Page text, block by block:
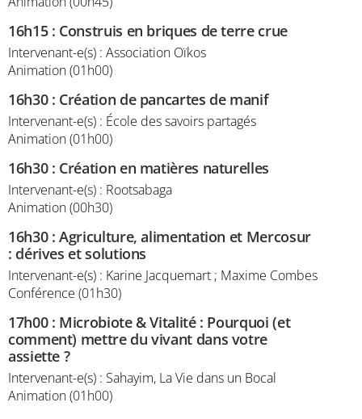
16h15: Construis en briques de terre crue
Intervenant-e(s) : Association Oïkos
Animation (01h00)
16h30: Création de pancartes de manif
Intervenant-e(s) : École des savoirs partagés
Animation (01h00)
16h30: Création en matières naturelles
Intervenant-e(s) : Rootsabaga
Animation (00h30)
16h30:Agriculture, alimentation et Mercosur
: dérives et solutions
Intervenant-e(s) : Karine Jacquemart ; Maxime Combes
Conférence (01h30)
17h00: Microbiote & Vitalité : Pourquoi (et
comment) mettre du vivant dans votre
assiette ?
Intervenant-e(s) : Sahayim, La Vie dans un Bocal
Animation (01h00)